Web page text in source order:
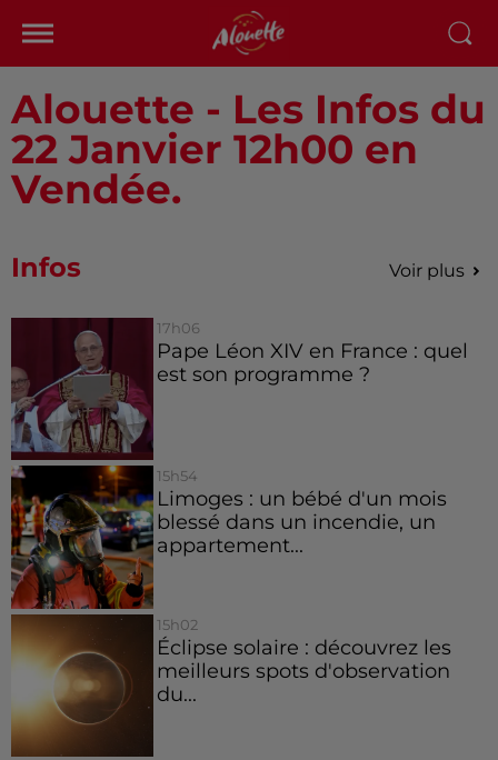
Alouette - Les Infos du
22 Janvier 12h00 en
Vendée.
Infos Voir plus
17h06
Pape Léon XIV en France : quel
est son programme ?
15h54
Limoges : un bébé d'un mois
blessé dans un incendie, un
appartement...
15h02
Éclipse solaire : découvrez les
meilleurs spots d'observation
du...